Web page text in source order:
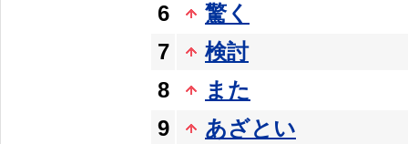
6
驚く
7
検討
8
また
9
あざとい